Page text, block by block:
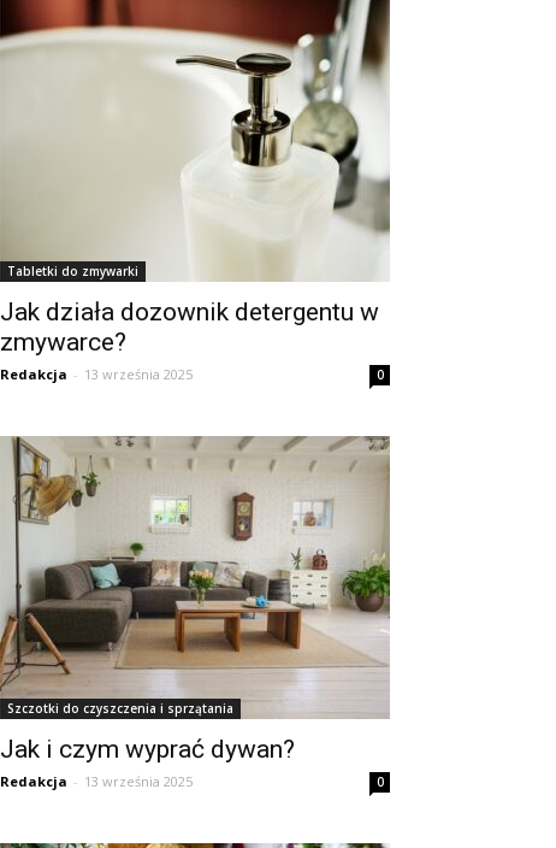
Tabletki do zmywarki
Jak działa dozownik detergentu w
zmywarce?
Redakcja - 13 września 2025 0
Szczotki do czyszczenia i sprzątania
Jak i czym wyprać dywan?
Redakcja - 13 września 2025 0